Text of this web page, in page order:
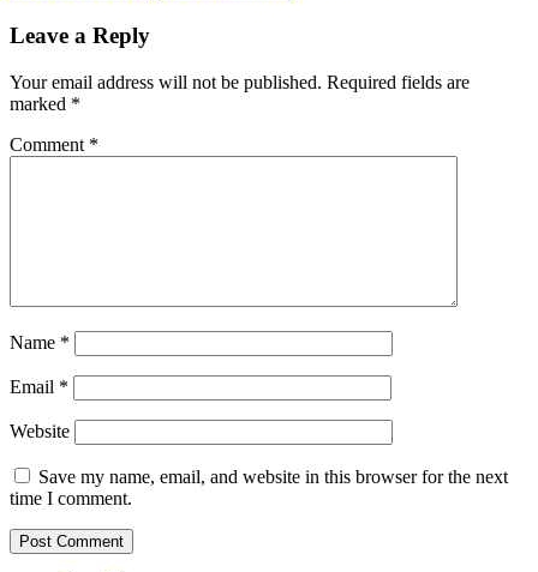
Leave a Reply
Your email address will not be published. Required fields are
marked *
Comment *
Name *
Email *
Website
Save my name, email, and website in this browser for the next
time I comment.